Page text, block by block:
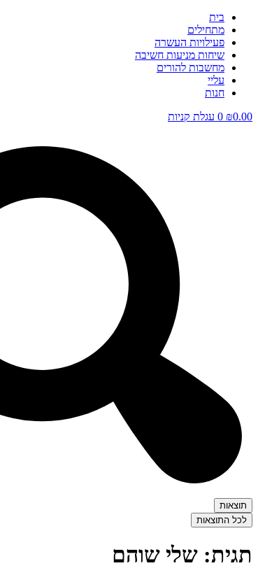
בית
מתחילים
פעילויות העשרה
שיחות מניעות חשיבה
מחשבות להורים
עליי
חנות
₪0.00
0 עגלת קניות
תוצאות
לכל התוצאות
תגית: שלי שוהם